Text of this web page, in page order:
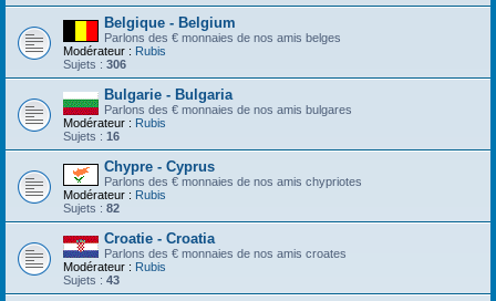
Belgique - Belgium
Parlons des € monnaies de nos amis belges
Modérateur : Rubis
Sujets : 306
Bulgarie - Bulgaria
Parlons des € monnaies de nos amis bulgares
Modérateur : Rubis
Sujets : 16
Chypre - Cyprus
Parlons des € monnaies de nos amis chypriotes
Modérateur : Rubis
Sujets : 82
Croatie - Croatia
Parlons des € monnaies de nos amis croates
Modérateur : Rubis
Sujets : 43